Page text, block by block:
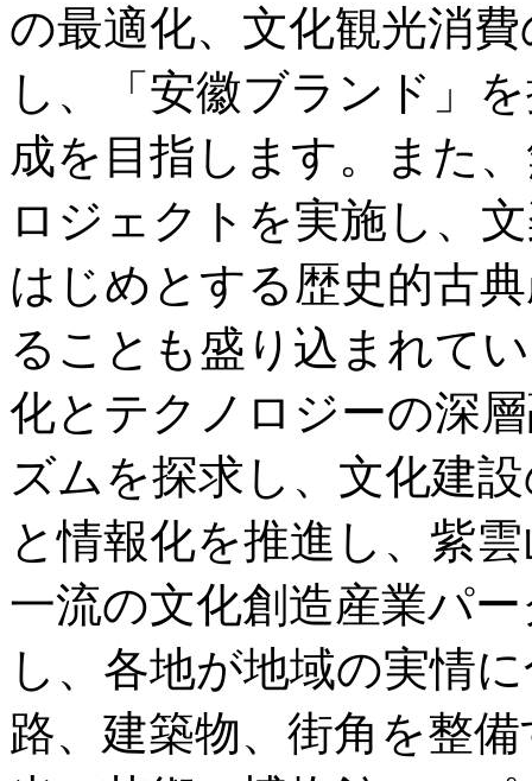
の最適化、文化観光消
し、「安徽ブランド」
成を目指します。また
ロジェクトを実施し、
はじめとする歴史的古
ることも盛り込まれて
化とテクノロジーの深
ズムを探求し、文化建
と情報化を推進し、紫
一流の文化創造産業パ
し、各地が地域の実情
路、建築物、街角を整